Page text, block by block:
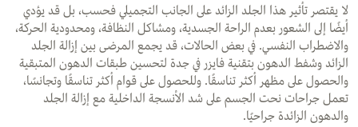
لا يقتصر تأثير هذا الجلد الزائد على الجانب التجميلي فحسب، بل قد يؤدي
أيضًا إلى الشعور بعدم الراحة الجسدية، ومشاكل النظافة، ومحدودية الحركة،
والاضطراب النفسي. في بعض الحالات، قد يجمع المرضى بين إزالة الجلد
الزائد وشفط الدهون بتقنية فايزر في جدة لتحسين طبقات الدهون المتبقية
والحصول على مظهر أكثر تناسقًا. وللحصول على قوام أكثر تناسقًا وتجانسًا،
تعمل جراحات نحت الجسم على شد الأنسجة الداخلية مع إزالة الجلد
والدهون الزائدة جراحيًا.